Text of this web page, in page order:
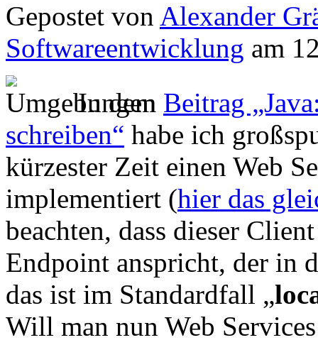
Gepostet von Alexander
Softwareentwicklung am
In dem Beitrag
schreiben“ habe ich
kürzester Zeit einen Web
implementiert (hier das
beachten, dass dieser
Endpoint anspricht, der in
das ist im Standardfall „
Will man nun Web